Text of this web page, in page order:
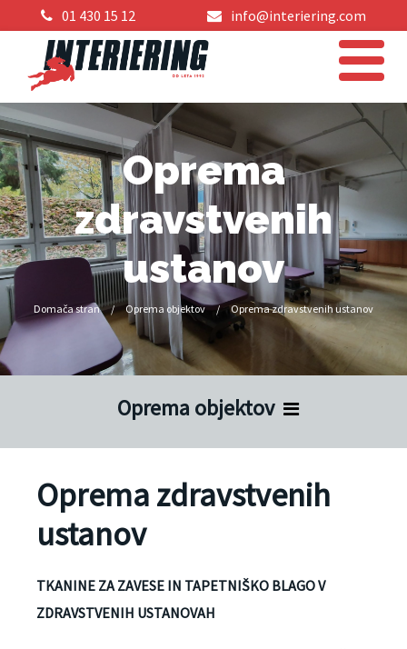
01 430 15 12 info@interiering.com
Oprema
zdravstvenih
ustanov
Domača stran / Oprema objektov / Oprema zdravstvenih ustanov
Oprema objektov
Oprema zdravstvenih
ustanov
TKANINE ZA ZAVESE IN TAPETNIŠKO BLAGO V
ZDRAVSTVENIH USTANOVAH